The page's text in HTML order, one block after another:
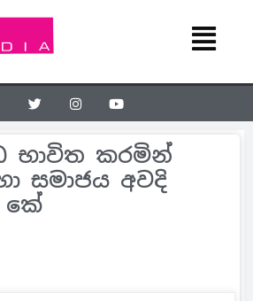
භාවිත කරමින්
සමාජය අවදි
කේ